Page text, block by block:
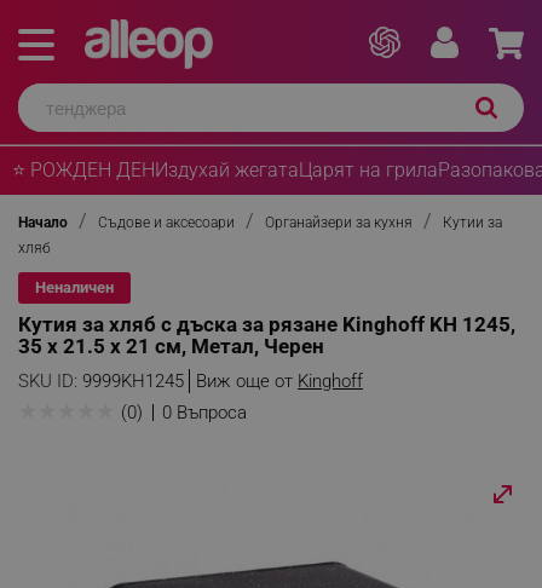
⭐ РОЖДЕН ДЕНИздухай жегатаЦарят на грила
Начало Съдове и аксесоари Органайзери за кухня
Кутии за
хляб
Неналичен
Кутия за хляб с дъска за рязане Kinghoff KH 1245,
35 х 21.5 х 21 см, Метал, Черен
SKU ID: 9999KH1245 Виж още от Kinghoff
(0) 0 Въпроса